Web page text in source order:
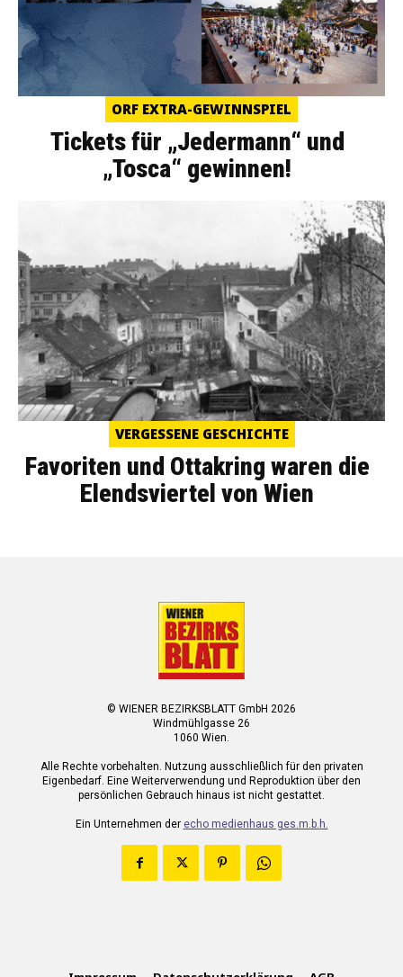
ORF EXTRA-GEWINNSPIEL
Tickets für „Jedermann“ und
„Tosca“ gewinnen!
VERGESSENE GESCHICHTE
Favoriten und Ottakring waren die
Elendsviertel von Wien
© WIENER BEZIRKSBLATT GmbH 2026
Windmühlgasse 26
1060 Wien.
Alle Rechte vorbehalten. Nutzung ausschließlich für den privaten
Eigenbedarf. Eine Weiterverwendung und Reproduktion über den
persönlichen Gebrauch hinaus ist nicht gestattet.
Ein Unternehmen der echo medienhaus ges.m.b.h.